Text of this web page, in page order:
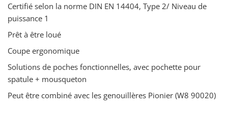
Certifié selon la norme DIN EN 14404, Type 2/ Niveau de
puissance 1
Prêt à être loué
Coupe ergonomique
Solutions de poches fonctionnelles, avec pochette pour
spatule + mousqueton
Peut être combiné avec les genouillères Pionier (W8 90020)